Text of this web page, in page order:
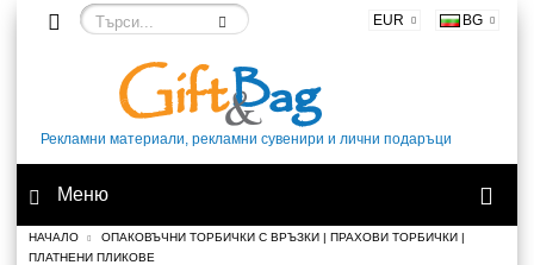
EUR BG
Рекламни материали, рекламни сувенири и лични подаръци
Меню
НАЧАЛО
ОПАКОВЪЧНИ ТОРБИЧКИ С ВРЪЗКИ | ПРАХОВИ ТОРБИЧКИ |
ПЛАТНЕНИ ПЛИКОВЕ